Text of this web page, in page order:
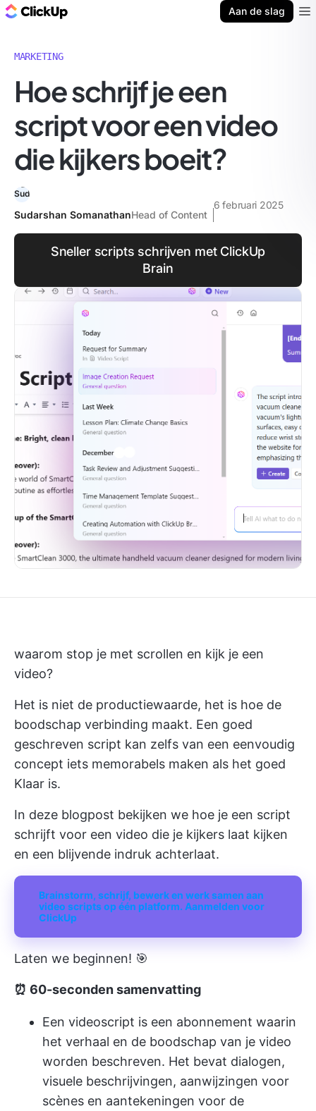
Aan de slag
MARKETING
Hoe schrijf je een
script voor een video
die kijkers boeit?
Sudarshan SomanathanHead of Content
6 februari 2025
Sneller scripts schrijven met ClickUp
Brain
waarom stop je met scrollen en kijk je een
video?
Het is niet de productiewaarde, het is hoe de
boodschap verbinding maakt. Een goed
geschreven script kan zelfs van een eenvoudig
concept iets memorabels maken als het goed
Klaar is.
In deze blogpost bekijken we hoe je een script
schrijft voor een video die je kijkers laat kijken
en een blijvende indruk achterlaat.
Brainstorm, schrijf, bewerk en werk samen aan
video scripts op één platform. Aanmelden voor
ClickUp
Laten we beginnen! 🎯
⏰ 60-seconden samenvatting
Een videoscript is een abonnement waarin
het verhaal en de boodschap van je video
worden beschreven. Het bevat dialogen,
visuele beschrijvingen, aanwijzingen voor
scènes en aantekeningen voor de